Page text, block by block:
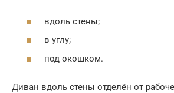
вдоль стены;
в углу;
под окошком.
Диван вдоль стены отделён от